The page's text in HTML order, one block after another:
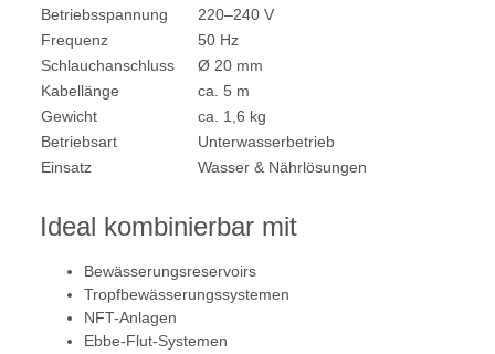
Betriebsspannung
220–240 V
Frequenz
50 Hz
Schlauchanschluss
Ø 20 mm
Kabellänge
ca. 5 m
Gewicht
ca. 1,6 kg
Betriebsart
Unterwasserbetrieb
Einsatz
Wasser & Nährlösungen
Ideal kombinierbar mit
Bewässerungsreservoirs
Tropfbewässerungssystemen
NFT-Anlagen
Ebbe-Flut-Systemen